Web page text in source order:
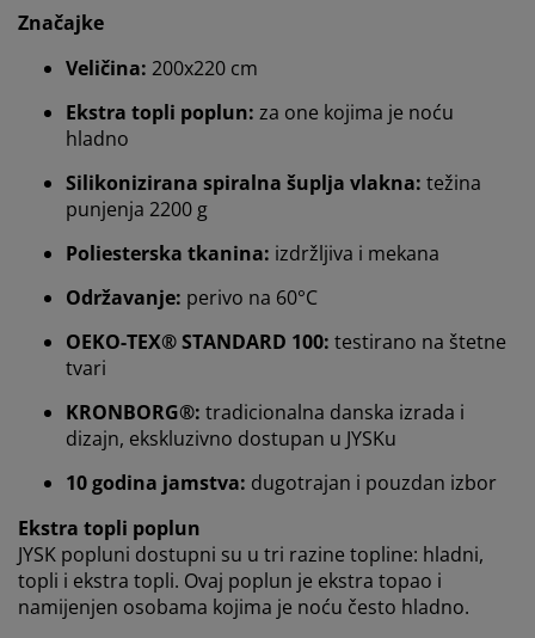
Značajke
Veličina: 200x220 cm
Ekstra topli poplun: za one kojima je noću
hladno
Silikonizirana spiralna šuplja vlakna: težina
punjenja 2200 g
Poliesterska tkanina: izdržljiva i mekana
Održavanje: perivo na 60°C
OEKO-TEX® STANDARD 100: testirano na štetne
tvari
KRONBORG®: tradicionalna danska izrada i
dizajn, ekskluzivno dostupan u JYSKu
10 godina jamstva: dugotrajan i pouzdan izbor
Ekstra topli poplun
JYSK popluni dostupni su u tri razine topline: hladni,
topli i ekstra topli. Ovaj poplun je ekstra topao i
namijenjen osobama kojima je noću često hladno.
Personaliziramo vaše iskustvo
U JYSKu koristimo kolačiće i mobilne identifikatore kako
bismo osigurali dobro korisničko iskustvo prilikom
posjeta našoj web stranici. Kolačići prikupljaju
relevantnog marketinga.
podatke o pregledavanju s marketinškim partnerima
(npr. Google, Meta i TikTok) za personalizirane i
statične oglase. Više o svrhama možete pročitati klikom
na opciju „PRILAGODI“ te u svakom trenutku povući
svoju suglasnost klikom na ikonu kolačića. Klikom na
"PRIHVATI SVE" dajete suglasnost za sve tri svrhe.
Pročitajte više o prikupljanju i obradi osobnih
podataka
i našoj politici kolačića.